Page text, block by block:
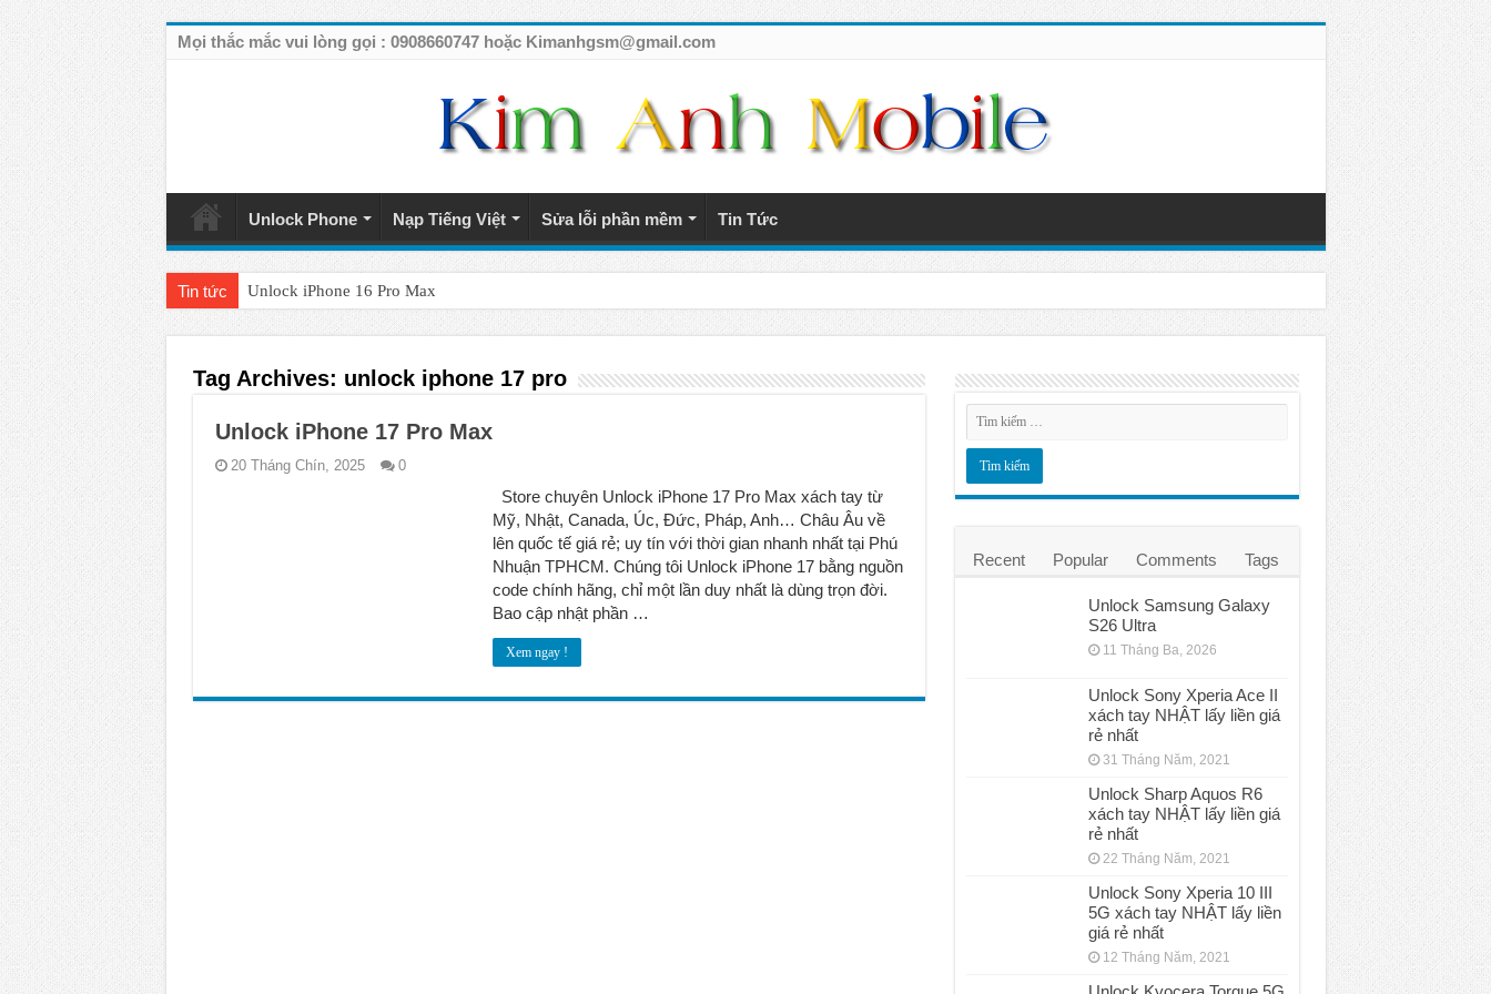
Mọi thắc mắc vui lòng gọi : 0908660747 hoặc Kimanhgsm@gmail.com
Unlock Phone Nạp Tiếng Việt Sửa lỗi phần mềm Tin Tức
Tin tức Unlock iPhone 16 Pro Max
Unlock iPhone 15 Pro Max lên quốc tế giá rẻ
Unlock Motorola Razr 2024
Unlock iPhone 17 Pro Max
Unlock Samsung Galaxy Z Fold 7 giá rẻ
Tag Archives: unlock iphone 17 pro
Unlock iPhone 17 Pro Max
20 Tháng Chín, 2025 0
Store chuyên Unlock iPhone 17 Pro Max xách tay từ
Mỹ, Nhật, Canada, Úc, Đức, Pháp, Anh… Châu Âu về
lên quốc tế giá rẻ; uy tín với thời gian nhanh nhất tại Phú
Nhuận TPHCM. Chúng tôi Unlock iPhone 17 bằng nguồn
code chính hãng, chỉ một lần duy nhất là dùng trọn đời.
Bao cập nhật phần …
Xem ngay !
Recent Popular Comments Tags
Unlock Samsung Galaxy
S26 Ultra
11 Tháng Ba, 2026
Unlock Sony Xperia Ace II
xách tay NHẬT lấy liền giá
rẻ nhất
31 Tháng Năm, 2021
Unlock Sharp Aquos R6
xách tay NHẬT lấy liền giá
rẻ nhất
22 Tháng Năm, 2021
Unlock Sony Xperia 10 III
5G xách tay NHẬT lấy liền
giá rẻ nhất
12 Tháng Năm, 2021